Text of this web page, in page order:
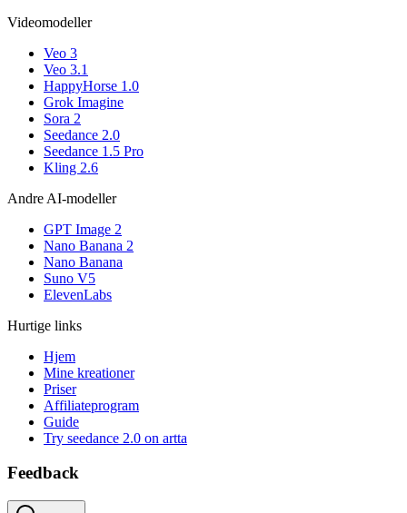
Videomodeller
Veo 3
Veo 3.1
HappyHorse 1.0
Grok Imagine
Sora 2
Seedance 2.0
Seedance 1.5 Pro
Kling 2.6
Andre AI-modeller
GPT Image 2
Nano Banana 2
Nano Banana
Suno V5
ElevenLabs
Hurtige links
Hjem
Mine kreationer
Priser
Affiliateprogram
Guide
Try seedance 2.0 on artta
Feedback